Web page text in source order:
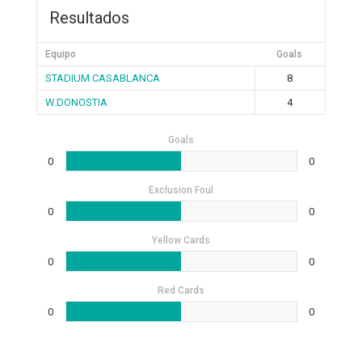
Resultados
Equipo Goals
STADIUM CASABLANCA
8
W.DONOSTIA
4
Goals
0 0
Exclusion Foul
0 0
Yellow Cards
0 0
Red Cards
0 0